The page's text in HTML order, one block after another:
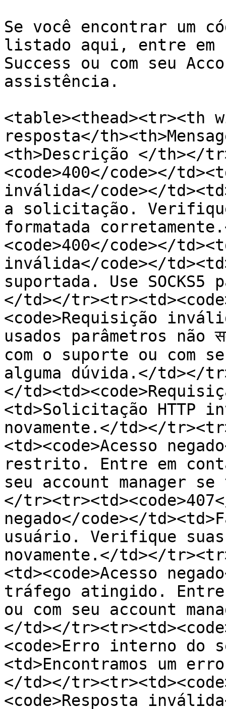
Se você encontrar um
listado aqui, entre em
Success ou com seu
assistência.
<table><thead><tr><th
resposta</
<th>Descrição </th></
<code>400</code></
inválida</code></
a solicitação.
formatada
<code>400</code></
inválida</code></
suportada. Use
</td></
<code>Requisição
usados parâmetros não
com o suporte ou com
alguma dúvida.</td></
</
<td>Solicitação HTTP
novamente.</td></
<td><code>Acesso
restrito. Entre em
seu account manager
</
negado</code></
usuário. Verifique
novamente.</td></
<td><code>Acesso
tráfego atingido. Entre
ou com seu account
</td></
<code>Erro interno do
<td>Encontramos um
</td></
<code>Resposta